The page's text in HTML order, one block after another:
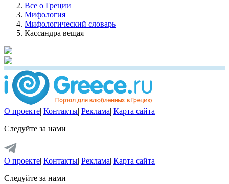
Все о Греции
Мифология
Мифологический словарь
Кассандра вещая
О проекте| Контакты| Реклама| Карта сайта
Следуйте за нами
О проекте| Контакты| Реклама| Карта сайта
Следуйте за нами